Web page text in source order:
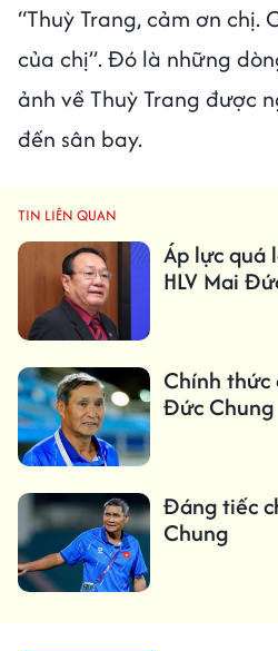
“Thuỳ Trang, cảm ơn chị.
của chị”. Đó là những
ảnh về Thuỳ Trang được
đến sân bay.
TIN LIÊN QUAN
Áp lực quá
HLV Mai
Chính thức
Đức Chung
Đáng tiếc
Chung